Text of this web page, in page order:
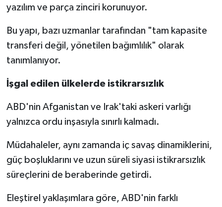
yazılım ve parça zinciri korunuyor.
Bu yapı, bazı uzmanlar tarafından "tam kapasite
transferi değil, yönetilen bağımlılık" olarak
tanımlanıyor.
İşgal edilen ülkelerde istikrarsızlık
ABD'nin Afganistan ve Irak'taki askeri varlığı
yalnızca ordu inşasıyla sınırlı kalmadı.
Müdahaleler, aynı zamanda iç savaş dinamiklerini,
güç boşluklarını ve uzun süreli siyasi istikrarsızlık
süreçlerini de beraberinde getirdi.
Eleştirel yaklaşımlara göre, ABD'nin farklı